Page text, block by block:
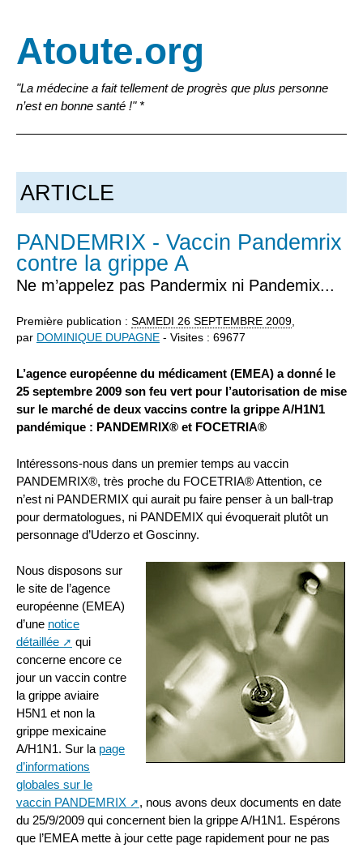
Atoute.org
"La médecine a fait tellement de progrès que plus personne
n’est en bonne santé !" *
ARTICLE
PANDEMRIX - Vaccin Pandemrix
contre la grippe A
Ne m’appelez pas Pandermix ni Pandemix...
Première publication : SAMEDI 26 SEPTEMBRE 2009,
par DOMINIQUE DUPAGNE - Visites : 69677
L’agence européenne du médicament (EMEA) a donné le
25 septembre 2009 son feu vert pour l’autorisation de mise
sur le marché de deux vaccins contre la grippe A/H1N1
pandémique : PANDEMRIX® et FOCETRIA®
Intéressons-nous dans un premier temps au vaccin
PANDEMRIX®, très proche du FOCETRIA® Attention, ce
n’est ni PANDERMIX qui aurait pu faire penser à un ball-trap
pour dermatologues, ni PANDEMIX qui évoquerait plutôt un
personnage d’Uderzo et Goscinny.
Nous disposons sur
le site de l’agence
européenne (EMEA)
d’une notice
détaillée
qui
concerne encore ce
jour un vaccin contre
la grippe aviaire
H5N1 et non la
grippe mexicaine
A/H1N1. Sur la page
d’informations
globales sur le
vaccin PANDEMRIX
, nous avons deux documents en date
du 25/9/2009 qui concernent bien la grippe A/H1N1. Espérons
que l’EMEA mette à jour cette page rapidement pour ne pas